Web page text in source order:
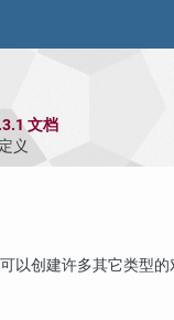
文档
义
创建许多其它类型